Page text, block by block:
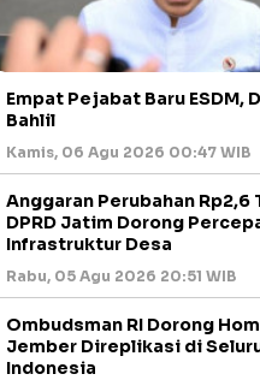
Empat Pejabat Baru ESDM,
Bahlil
Kamis, 06 Agu 2026 00:47 WIB
Anggaran Perubahan Rp2,6
DPRD Jatim Dorong
Infrastruktur Desa
Rabu, 05 Agu 2026 20:51 WIB
Ombudsman RI Dorong
Jember Direplikasi di
Indonesia